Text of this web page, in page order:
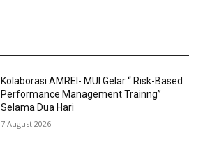
Kolaborasi AMREI- MUI Gelar “ Risk-Based
Performance Management Trainng”
Selama Dua Hari
7 August 2026